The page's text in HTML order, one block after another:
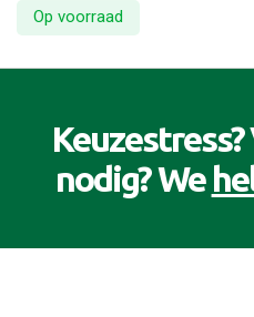
Op voorraad
nodig? We